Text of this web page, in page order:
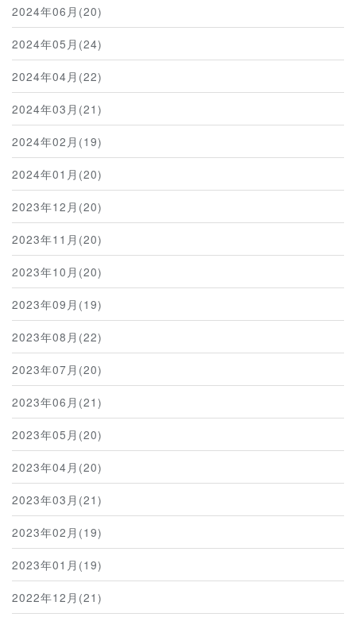
2024年06月(20)
2024年05月(24)
2024年04月(22)
2024年03月(21)
2024年02月(19)
2024年01月(20)
2023年12月(20)
2023年11月(20)
2023年10月(20)
2023年09月(19)
2023年08月(22)
2023年07月(20)
2023年06月(21)
2023年05月(20)
2023年04月(20)
2023年03月(21)
2023年02月(19)
2023年01月(19)
2022年12月(21)